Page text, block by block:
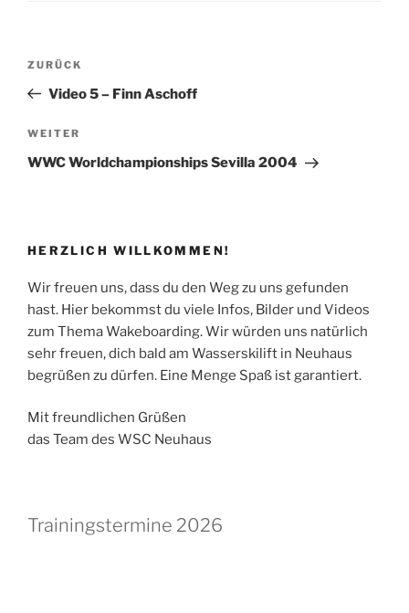
Beitragsnavigation
Vorheriger
Beitrag
ZURÜCK
Video 5 – Finn Aschoff
Nächster
Beitrag
WEITER
WWC Worldchampionships Sevilla 2004
HERZLICH WILLKOMMEN!
Wir freuen uns, dass du den Weg zu uns gefunden
hast. Hier bekommst du viele Infos, Bilder und Videos
zum Thema Wakeboarding. Wir würden uns natürlich
sehr freuen, dich bald am Wasserskilift in Neuhaus
begrüßen zu dürfen. Eine Menge Spaß ist garantiert.
Mit freundlichen Grüßen
das Team des WSC Neuhaus
Trainingstermine 2026